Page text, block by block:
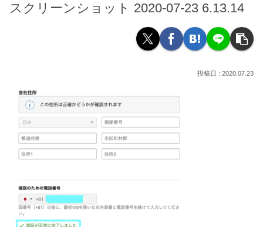
スクリーンショット 2020-07-23 6.13.14
2020.07.23